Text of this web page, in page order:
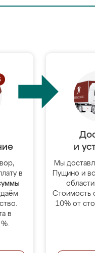
в
в
и
Мы
Пущино и
Стоимость
10% от